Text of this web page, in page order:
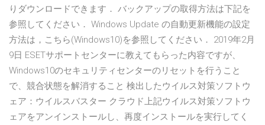
りダウンロードできます． バックアップの取得方法は下記を
参照してください． Windows Update の自動更新機能の設定
方法は，こちら(Windows10)を参照してください． 2019年2月
9日 ESETサポートセンターに教えてもらった内容ですが、
Windows10のセキュリティセンターのリセットを行うこと
で、競合状態を解消すること 検出したウイルス対策ソフトウ
ェア：ウイルスバスター クラウド上記ウイルス対策ソフトウ
ェアをアンインストールし、再度インストールを実行してく